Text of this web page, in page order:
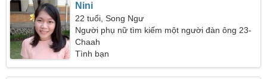
Nini
22 tuổi, Song Ngư
Người phụ nữ tìm kiếm một người đàn ông 23-
33
Chaah
Tình bạn